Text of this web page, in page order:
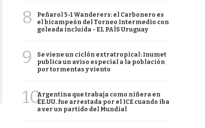
8
Peñarol 5-1 Wanderers: el Carbonero es
el bicampeón del Torneo Intermedio con
goleada incluida - EL PAÍS Uruguay
9
Se viene un ciclón extratropical: Inumet
publica un aviso especial a la población
por tormentas y viento
10Argentina que trabaja como niñera en
EE.UU. fue arrestada por el ICE cuando iba
a ver un partido del Mundial